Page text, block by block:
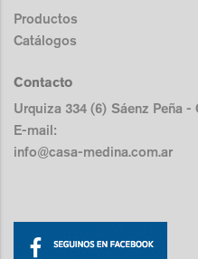
Productos
Catálogos
Contacto
Urquiza 334 (6) Sáenz Peña -
E-mail:
info@casa-medina.com.ar